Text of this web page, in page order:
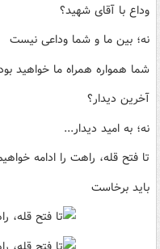
وداع با آقای شهید؟
نه؛ بین ما و شما وداعی نیست
شما همواره همراه ما خواهید
آخرین دیدار؟
نه؛ به امید دیدار...
تا فتح قله، راهت را ادامه
باید برخاست